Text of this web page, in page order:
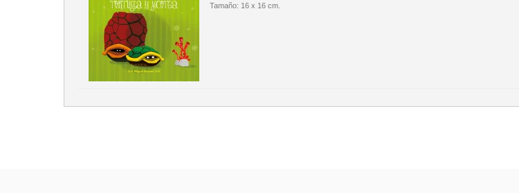
Tamaño: 16 x 16 cm.